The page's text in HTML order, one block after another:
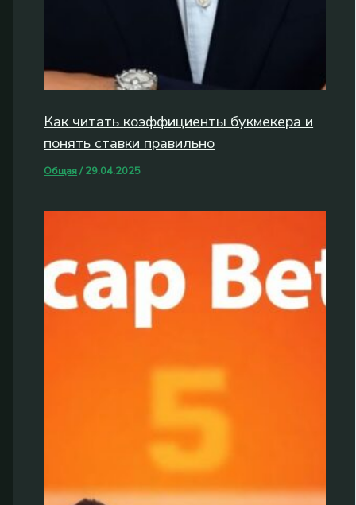
Как читать коэффициенты букмекера и
понять ставки правильно
Общая/ 29.04.2025